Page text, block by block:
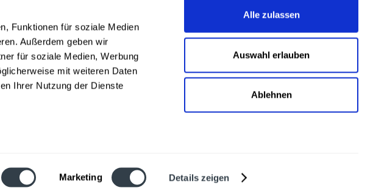
Funktionen für soziale Medien
Außerdem geben wir
für soziale Medien, Werbung
mit weiteren Daten
Ihrer Nutzung der Dienste
Marketing Details zeigen
Alle zulassen
Auswahl erlauben
Ablehnen
,Berlin Mainzsowie